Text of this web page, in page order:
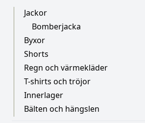
Jackor
Bomberjacka
Byxor
Shorts
Regn och värmekläder
T-shirts och tröjor
Innerlager
Bälten och hängslen